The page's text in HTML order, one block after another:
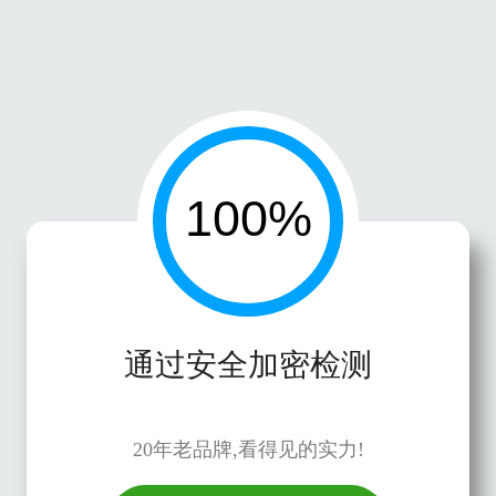
通过安全加密检测
20年老品牌,看得见的实力!